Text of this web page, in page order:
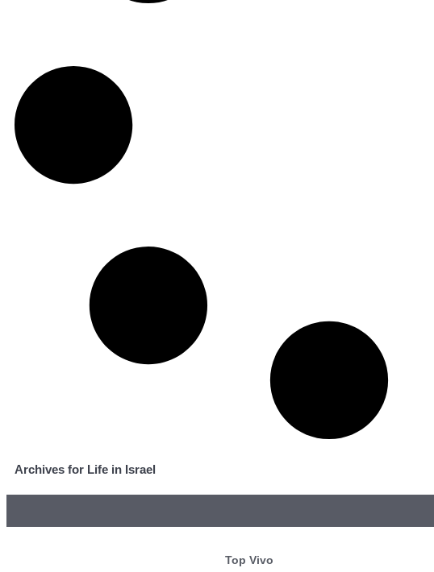
Archives for Life in Israel
Top Vivo